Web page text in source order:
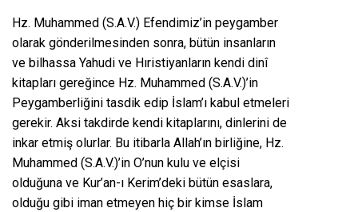
Hz. Muhammed (S.A.V.) Efendimiz’in peygamber
olarak gönderilmesinden sonra, bütün insanların
ve bilhassa Yahudi ve Hıristiyanların kendi dinî
kitapları gereğince Hz. Muhammed (S.A.V.)’in
Peygamberliğini tasdik edip İslam’ı kabul etmeleri
gerekir. Aksi takdirde kendi kitaplarını, dinlerini de
inkar etmiş olurlar. Bu itibarla Allah’ın birliğine, Hz.
Muhammed (S.A.V.)’in O’nun kulu ve elçisi
olduğuna ve Kur’an-ı Kerim’deki bütün esaslara,
olduğu gibi iman etmeyen hiç bir kimse İslam